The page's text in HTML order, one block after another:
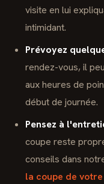
visite en lui
intimidant.
Prévoyez
rendez-vous, il
aux heures de
début de journée.
Pensez à
coupe reste
conseils dans
la coupe de